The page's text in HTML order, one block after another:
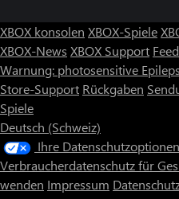
XBOX konsolen XBOX-Spiele
XBOX-News XBOX Support
Warnung: photosensitive
Store-Support Rückgaben
Spiele
Deutsch (Schweiz)
Ihre Datenschutzoptionen
Verbraucherdatenschutz für
wenden Impressum